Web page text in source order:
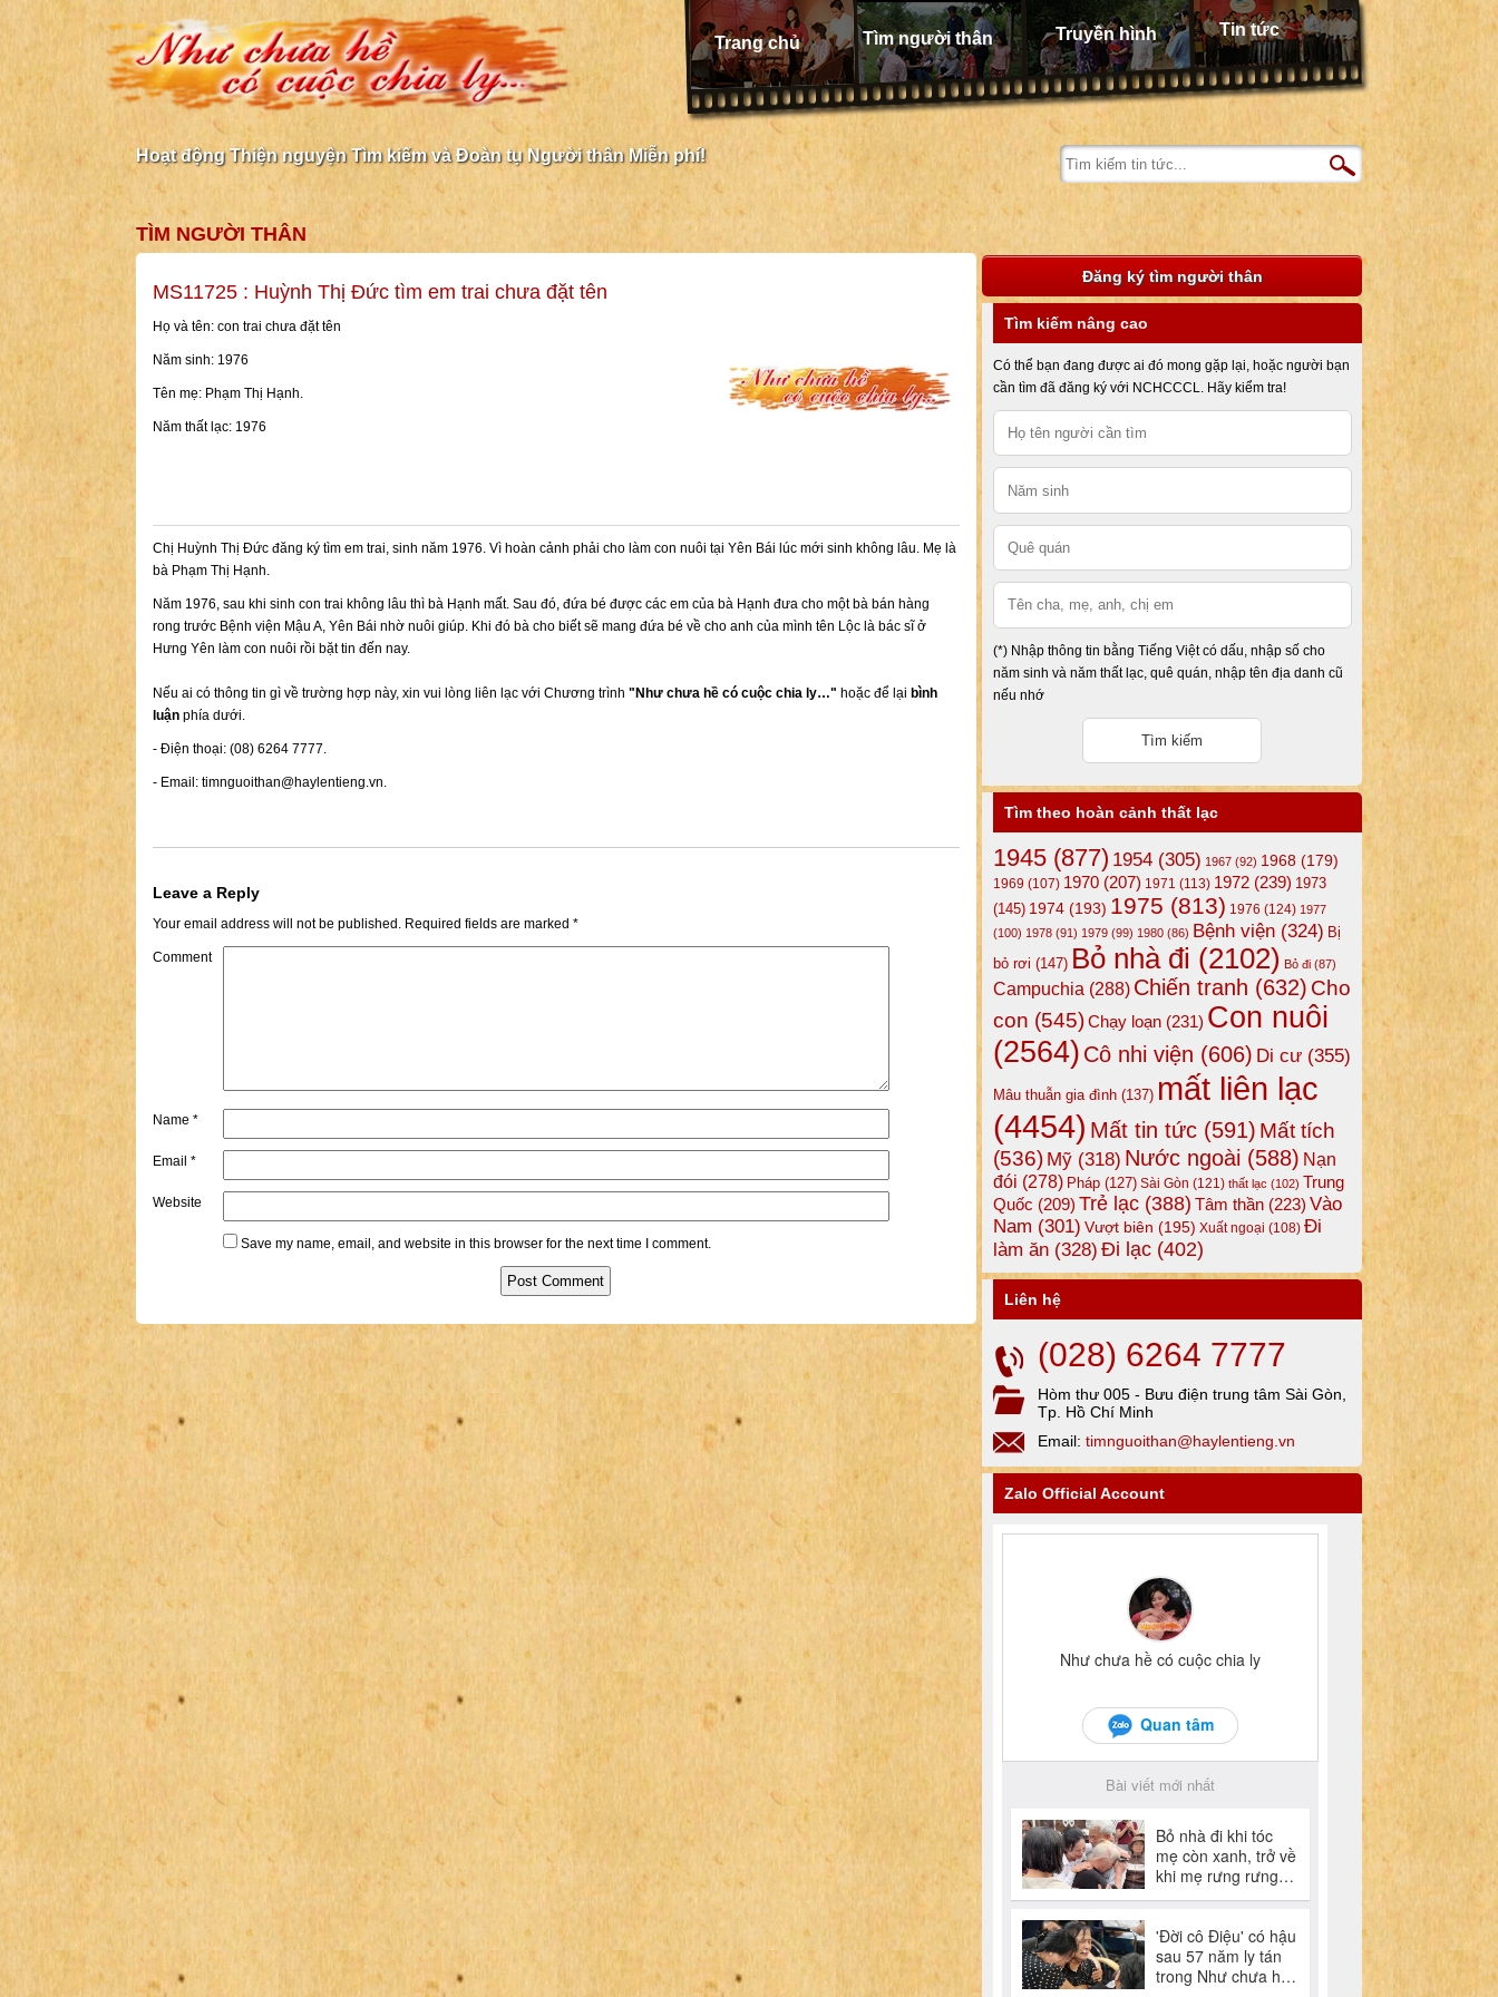
Trang chủ Tìm người thân Truyền hình Tin tức
Hoạt động Thiện nguyện Tìm kiếm và Đoàn tụ Người thân Miễn phí!
TÌM NGƯỜI THÂN
MS11725 : Huỳnh Thị Đức tìm em trai chưa đặt tên
Họ và tên: con trai chưa đặt tên
Năm sinh: 1976
Tên mẹ: Phạm Thị Hạnh.
Năm thất lạc: 1976
Chị Huỳnh Thị Đức đăng ký tìm em trai, sinh năm 1976. Vì hoàn cảnh phải cho làm con nuôi tại Yên Bái lúc mới sinh không lâu. Mẹ là
bà Phạm Thị Hạnh.
Năm 1976, sau khi sinh con trai không lâu thì bà Hạnh mất. Sau đó, đứa bé được các em của bà Hạnh đưa cho một bà bán hàng
rong trước Bệnh viện Mậu A, Yên Bái nhờ nuôi giúp. Khi đó bà cho biết sẽ mang đứa bé về cho anh của mình tên Lộc là bác sĩ ở
Hưng Yên làm con nuôi rồi bặt tin đến nay.
Nếu ai có thông tin gì về trường hợp này, xin vui lòng liên lạc với Chương trình "Như chưa hề có cuộc chia ly…" hoặc để lại bình
luận phía dưới.
- Điện thoại: (08) 6264 7777.
- Email: timnguoithan@haylentieng.vn.
Leave a Reply
Your email address will not be published. Required fields are marked *
Comment
Name *
Email *
Website
Save my name, email, and website in this browser for the next time I comment.
Đăng ký tìm người thân
Tìm kiếm nâng cao
Có thể bạn đang được ai đó mong gặp lại, hoặc người bạn
cần tìm đã đăng ký với NCHCCCL. Hãy kiểm tra!
(*) Nhập thông tin bằng Tiếng Việt có dấu, nhập số cho
năm sinh và năm thất lạc, quê quán, nhập tên địa danh cũ
nếu nhớ
Tìm theo hoàn cảnh thất lạc
1945 (877) 1954 (305) 1967 (92) 1968 (179)
1969 (107) 1970 (207) 1971 (113) 1972 (239) 1973
(145) 1974 (193) 1975 (813) 1976 (124) 1977
(100) 1978 (91) 1979 (99) 1980 (86) Bệnh viện (324) Bị
bỏ rơi (147) Bỏ nhà đi (2102) Bỏ đi (87)
Campuchia (288) Chiến tranh (632) Cho
con (545)Chạy loạn (231) Con nuôi
(2564) Cô nhi viện (606) Di cư (355)
Mâu thuẫn gia đình (137) mất liên lạc
(4454) Mất tin tức (591) Mất tích
(536) Mỹ (318) Nước ngoài (588) Nạn
đói (278) Pháp (127) Sài Gòn (121) thất lạc (102) Trung
Quốc (209) Trẻ lạc (388) Tâm thần (223) Vào
Nam (301) Vượt biên (195) Xuất ngoại (108) Đi
làm ăn (328) Đi lạc (402)
Liên hệ
(028) 6264 7777
Hòm thư 005 - Bưu điện trung tâm Sài Gòn,
Tp. Hồ Chí Minh
Email: timnguoithan@haylentieng.vn
Zalo Official Account